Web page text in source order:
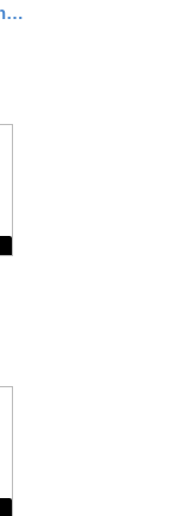
Recurso del reto Divisores con Nezha